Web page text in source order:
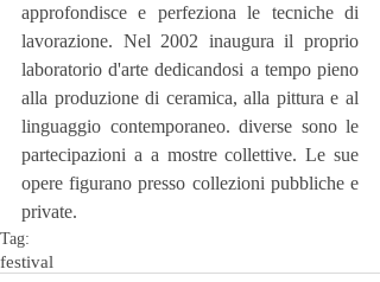
approfondisce e perfeziona le tecniche di
lavorazione. Nel 2002 inaugura il proprio
laboratorio d'arte dedicandosi a tempo pieno
alla produzione di ceramica, alla pittura e al
linguaggio contemporaneo. diverse sono le
partecipazioni a a mostre collettive. Le sue
opere figurano presso collezioni pubbliche e
private.
Tag:
festival